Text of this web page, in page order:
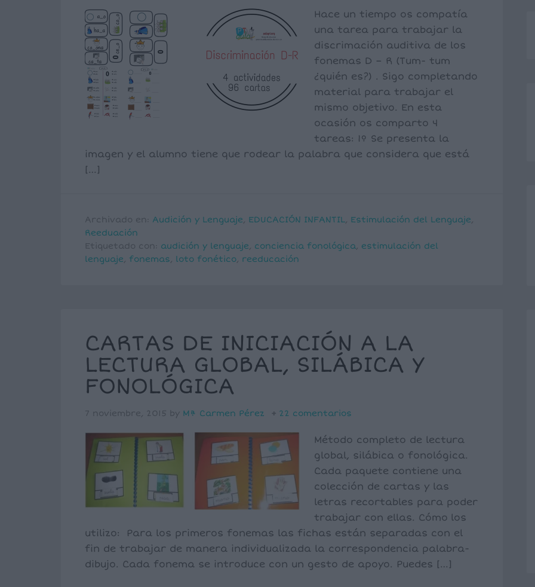
Hace un tiempo os compatía
una tarea para trabajar la
discrimación auditiva de los
fonemas D – R (Tum- tum
¿quién es?) . Sigo completando
material para trabajar el
mismo objetivo. En esta
ocasión os comparto 4
tareas: 1º Se presenta la
imagen y el alumno tiene que rodear la palabra que considera que está
[…]
Archivado en: Audición y Lenguaje, EDUCACIÓN INFANTIL, Estimulación del Lenguaje,
Reeduación
Etiquetado con: audición y lenguaje, conciencia fonológica, estimulación del
lenguaje, fonemas, loto fonético, reeducación
CARTAS DE INICIACIÓN A LA
LECTURA GLOBAL, SILÁBICA Y
FONOLÓGICA
7 noviembre, 2015 by Mª Carmen Pérez 22 comentarios
Método completo de lectura
global, silábica o fonológica.
Cada paquete contiene una
colección de cartas y las
letras recortables para poder
trabajar con ellas. Cómo los
utilizo: Para los primeros fonemas las fichas están separadas con el
fin de trabajar de manera individualizada la correspondencia palabra-
dibujo. Cada fonema se introduce con un gesto de apoyo. Puedes […]